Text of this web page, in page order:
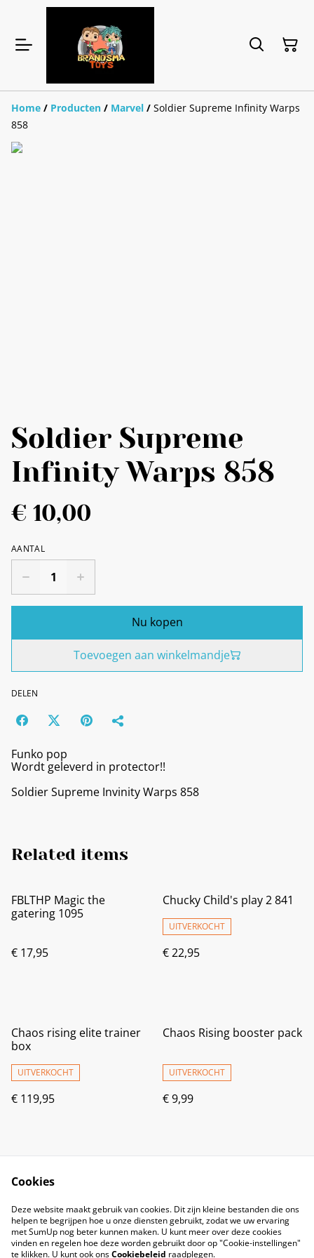
Home / Producten / Marvel / Soldier Supreme Infinity Warps
858
Soldier Supreme
Infinity Warps 858
€ 10,00
AANTAL
Nu kopen
Toevoegen aan winkelmandje
DELEN
Funko pop
Wordt geleverd in protector!!
Soldier Supreme Invinity Warps 858
Related items
FBLTHP Magic the
gatering 1095
€ 17,95
Chucky Child's play 2 841
UITVERKOCHT
€ 22,95
Chaos rising elite trainer
box
UITVERKOCHT
€ 119,95
Chaos Rising booster pack
UITVERKOCHT
€ 9,99
Cookies
Deze website maakt gebruik van cookies. Dit zijn kleine bestanden die ons
helpen te begrijpen hoe u onze diensten gebruikt, zodat we uw ervaring
met SumUp nog beter kunnen maken. U kunt meer over deze cookies
vinden en regelen hoe deze worden gebruikt door op "Cookie-instellingen"
te klikken. U kunt ook onsCookiebeleid raadplegen.